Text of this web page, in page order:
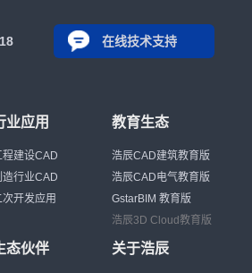
在线技术支持
业应用
程建设CAD
造行业CAD
次开发应用
教育生态
浩辰CAD建筑教育版
浩辰CAD电气教育版
GstarBIM 教育版
浩辰3D Cloud教育版
态伙伴 关于浩辰